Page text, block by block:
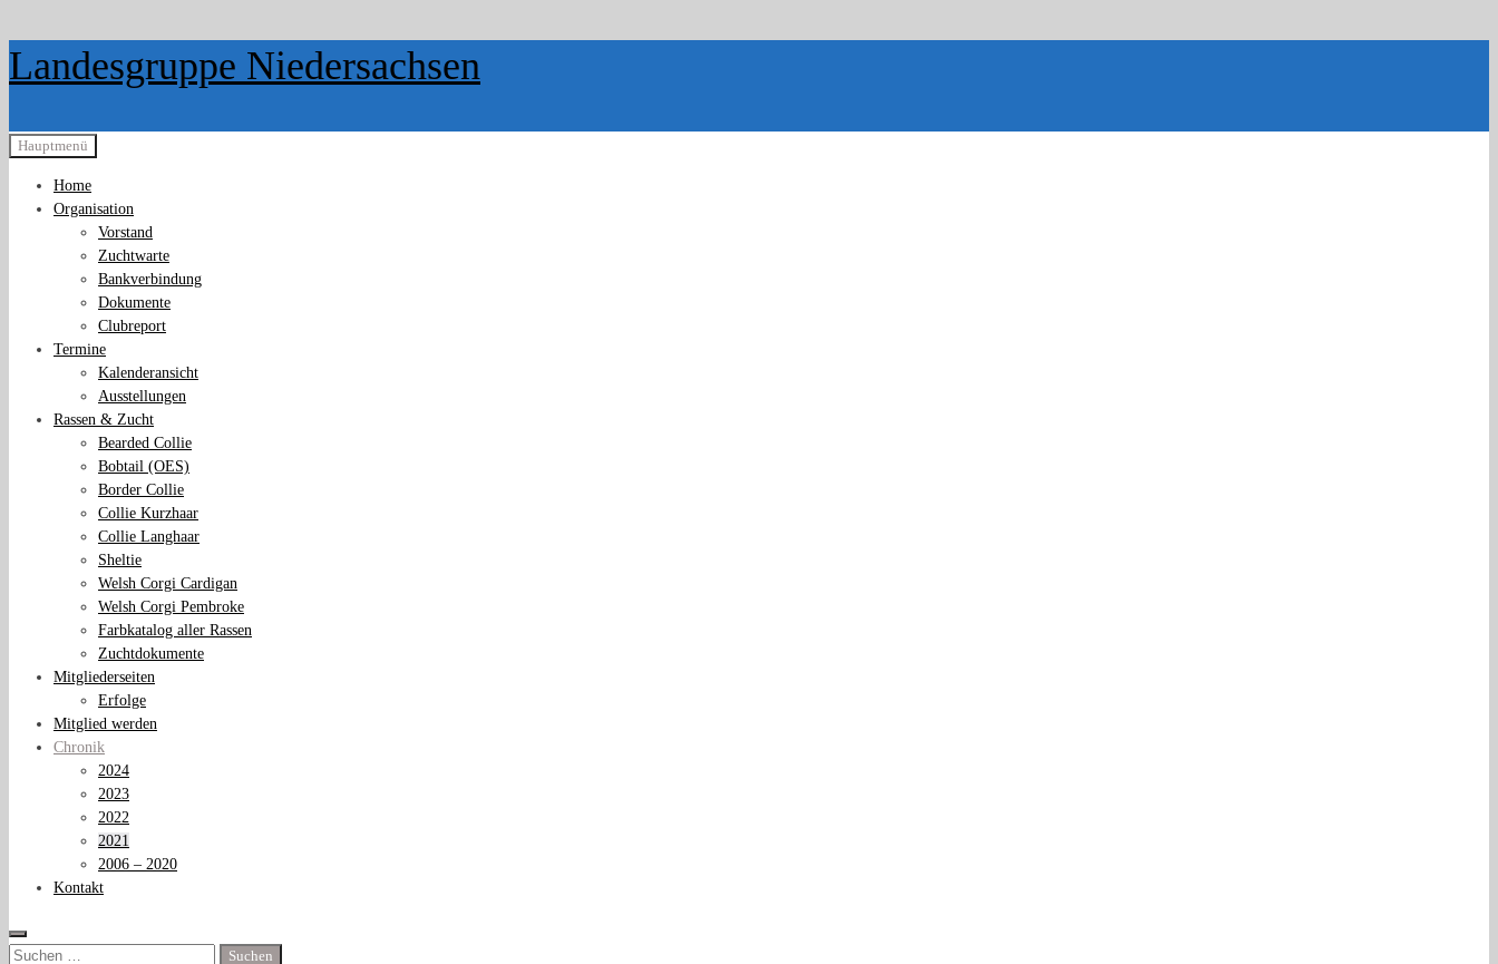
Zurück
zum
Landesgruppe Niedersachsen
Hauptmenü
Home
Organisation
Vorstand
Zuchtwarte
Bankverbindung
Dokumente
Clubreport
Termine
Kalenderansicht
Ausstellungen
Rassen & Zucht
Bearded Collie
Bobtail (OES)
Border Collie
Collie Kurzhaar
Collie Langhaar
Sheltie
Welsh Corgi Cardigan
Welsh Corgi Pembroke
Farbkatalog aller Rassen
Zuchtdokumente
Mitgliederseiten
Erfolge
Mitglied werden
Chronik
2024
2023
2022
2021
2006 – 2020
Kontakt
Suchen